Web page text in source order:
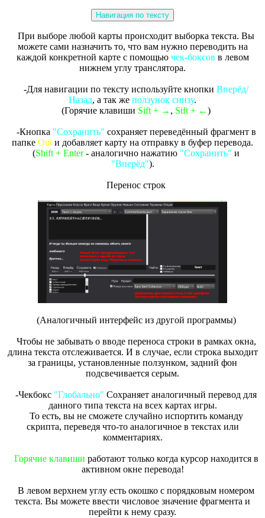
Навигация по тексту
При выборе любой карты происходит выборка текста. Вы
можете сами назначить то, что вам нужно переводить на
каждой конкретной карте с помощью чек-боксов в левом
нижнем углу транслятора.
-Для навигации по тексту используйте кнопки Вперёд/
Назад, а так же ползунок снизу.
(Горячие клавиши Sift + → , Sift + ←)
-Кнопка "Сохранить" сохраняет переведённый фрагмент в
папке Out и добавляет карту на отправку в буфер перевода.
(Shift + Enter- аналогично нажатию "Сохранить" и
"Вперёд").
Перенос строк
(Аналогичный интерфейс из другой программы)
Чтобы не забывать о вводе переноса строки в рамках окна,
длина текста отслеживается. И в случае, если строка выходит
за границы, установленные ползунком, задний фон
подсвечивается серым.
-Чекбокс "Глобально" Сохраняет аналогичный перевод для
данного типа текста на всех картах игры.
То есть, вы не сможете случайно испортить команду
скрипта, переведя что-то аналогичное в текстах или
комментариях.
Горячие клавиши работают только когда курсор находится в
активном окне перевода!
В левом верхнем углу есть окошко с порядковым номером
текста. Вы можете ввести числовое значение фрагмента и
перейти к нему сразу.